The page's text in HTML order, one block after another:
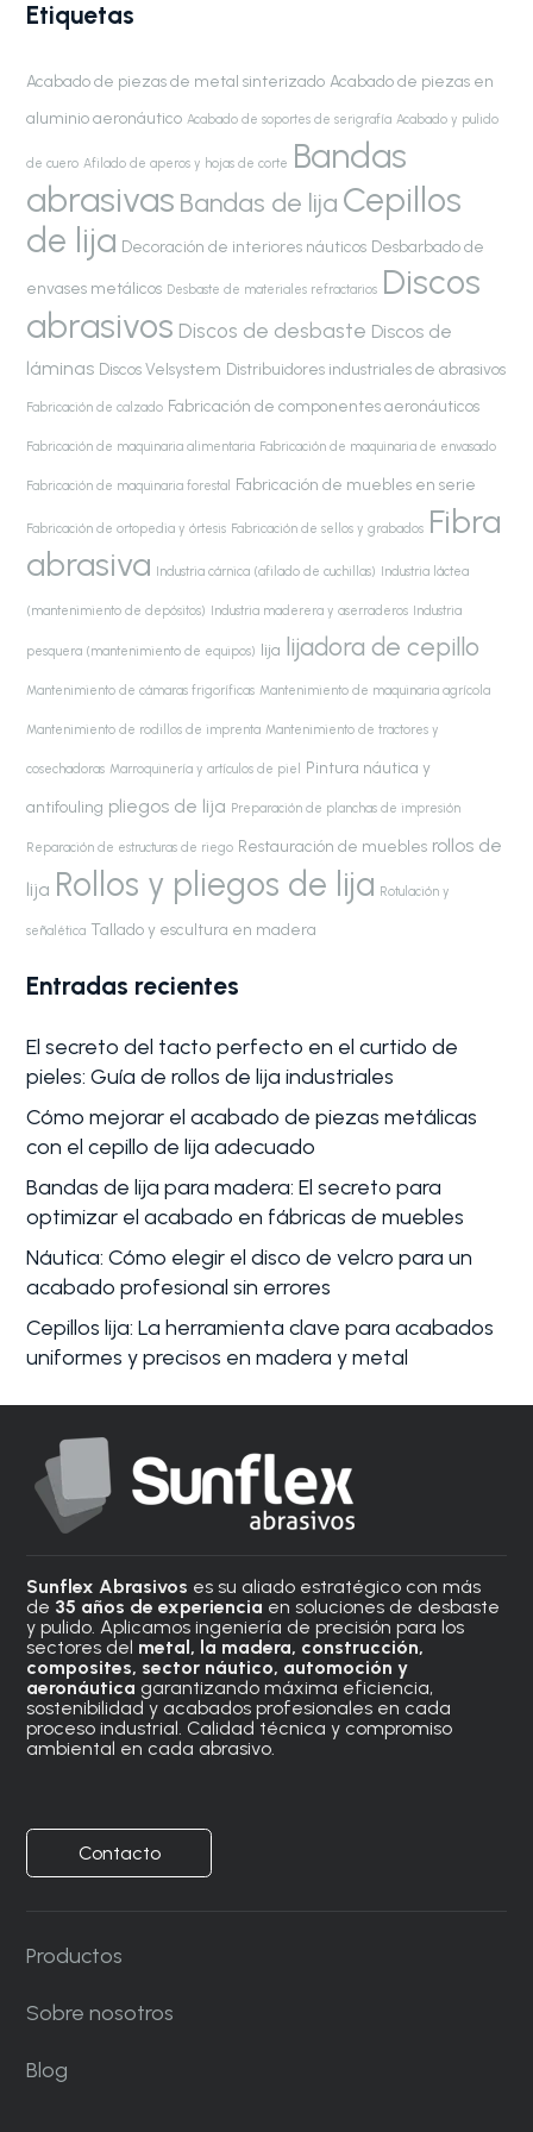
Etiquetas
Acabado de piezas de metal sinterizado Acabado de piezas en
aluminio aeronáutico Acabado de soportes de serigrafía Acabado y pulido
de cuero Afilado de aperos y hojas de corte Bandas
abrasivas Bandas de lija Cepillos
de lija Decoración de interiores náuticos Desbarbado de
envases metálicos Desbaste de materiales refractarios Discos
abrasivos Discos de desbaste Discos de
láminas Discos Velsystem Distribuidores industriales de abrasivos
Fabricación de calzado Fabricación de componentes aeronáuticos
Fabricación de maquinaria alimentaria Fabricación de maquinaria de envasado
Fabricación de maquinaria forestal Fabricación de muebles en serie
Fabricación de ortopedia y órtesis Fabricación de sellos y grabados Fibra
abrasiva Industria cárnica (afilado de cuchillas) Industria láctea
(mantenimiento de depósitos) Industria maderera y aserraderos Industria
pesquera (mantenimiento de equipos) lija lijadora de cepillo
Mantenimiento de cámaras frigoríficas Mantenimiento de maquinaria agrícola
Mantenimiento de rodillos de imprenta Mantenimiento de tractores y
cosechadoras Marroquinería y artículos de piel Pintura náutica y
antifouling pliegos de lija Preparación de planchas de impresión
Reparación de estructuras de riego Restauración de muebles rollos de
lija Rollos y pliegos de lija Rotulación y
señalética Tallado y escultura en madera
Entradas recientes
El secreto del tacto perfecto en el curtido de
pieles: Guía de rollos de lija industriales
Cómo mejorar el acabado de piezas metálicas
con el cepillo de lija adecuado
Bandas de lija para madera: El secreto para
optimizar el acabado en fábricas de muebles
Náutica: Cómo elegir el disco de velcro para un
acabado profesional sin errores
Cepillos lija: La herramienta clave para acabados
uniformes y precisos en madera y metal
Sunflex Abrasivos es su aliado estratégico con más
de 35 años de experiencia en soluciones de desbaste
y pulido. Aplicamos ingeniería de precisión para los
sectores del metal, la madera, construcción,
composites, sector náutico, automoción y
aeronáutica garantizando máxima eficiencia,
sostenibilidad y acabados profesionales en cada
proceso industrial. Calidad técnica y compromiso
ambiental en cada abrasivo.
Contacto
Productos
Sobre nosotros
Blog